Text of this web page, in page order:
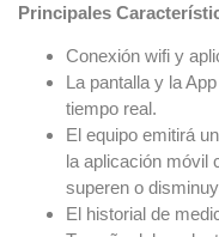
Principales
Conexión wifi y
La pantalla y la
tiempo real.
El equipo emitirá
la aplicación móvil
superen o
El historial de